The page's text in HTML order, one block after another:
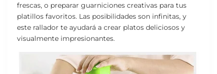
frescas, o preparar guarniciones creativas para tus
platillos favoritos. Las posibilidades son infinitas, y
este rallador te ayudará a crear platos deliciosos y
visualmente impresionantes.